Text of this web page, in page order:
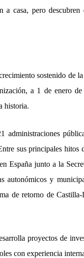
casa, pero descubren
sostenido de
a 1 de enero
historia.
administraciones pú
sus principales hitos
España junto a la
y
de retorno de
proyectos de
con experiencia